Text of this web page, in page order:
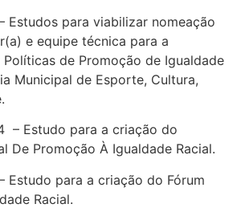
Estudos para viabilizar nomeação
e equipe técnica para a
de Promoção de Igualdade
Municipal de Esporte, Cultura,
– Estudo para a criação do
De Promoção À Igualdade Racial.
Estudo para a criação do Fórum
Racial.